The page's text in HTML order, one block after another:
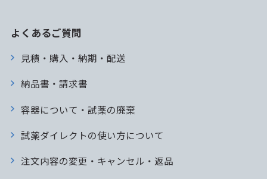
よくあるご質問
見積・購入・納期・配送
納品書・請求書
容器について・試薬の廃棄
試薬ダイレクトの使い方について
注文内容の変更・キャンセル・返品